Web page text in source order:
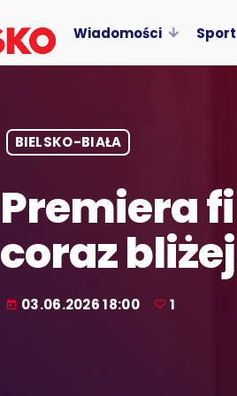
Wiadomości Sport
BIELSKO-BIAŁA
Premiera
coraz
today 03.06.2026 18:00 1